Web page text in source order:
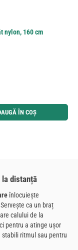
nylon, 160 cm
pentru a mări sau micșora
ÎN COȘ
la distanță
înlocuiește
ca un braț
calului de la
pentru a atinge ușor
ritmul sau pentru